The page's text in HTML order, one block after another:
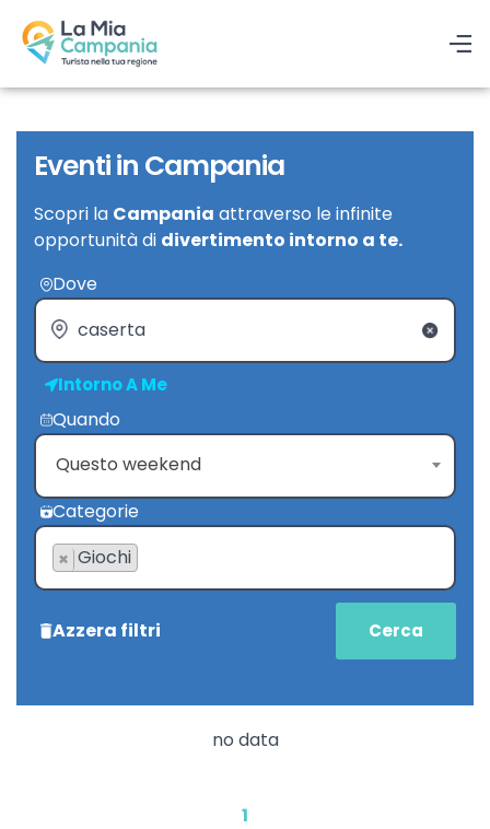
Eventi in Campania
Scopri la Campania attraverso le infinite
opportunità di divertimento intorno a te.
Dove
Intorno A Me
Quando
Questo weekend
Categorie
× Giochi
Azzera filtri
no data
1